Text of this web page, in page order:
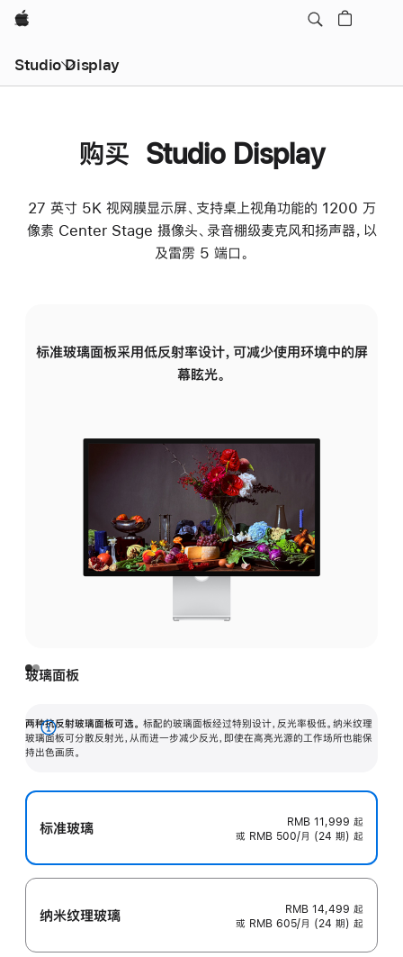
Apple
Studio Display
购买 Studio Display
27 英寸 5K 视网膜显示屏、支持桌上视角功能的 1200 万
像素 Center Stage 摄像头、录音棚级麦克风和扬声器，以
及雷雳 5 端口。
标准玻璃面板采用低反射率设计，可减少使用环境中的屏
幕眩光。
玻璃面板
两种抗反射玻璃面板可选。 标配的玻璃面板经过特别设计，反光率极低。纳米纹理
玻璃面板可分散反射光，从而进一步减少反光，即使在高亮光源的工作场所也能保
持出色画质。
展
开
标准玻璃 RMB 11,999 起
或 RMB 500/月 (24 期) 起
纳米纹理玻璃 RMB 14,499 起
或 RMB 605/月 (24 期) 起